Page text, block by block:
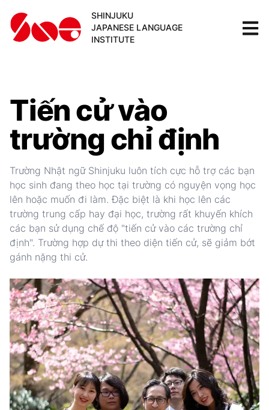
SHINJUKU
JAPANESE LANGUAGE
INSTITUTE
Tiến cử vào
trường chỉ định
Trường Nhật ngữ Shinjuku luôn tích cực hỗ trợ các bạn
học sinh đang theo học tại trường có nguyện vọng học
lên hoặc muốn đi làm. Đặc biệt là khi học lên các
trường trung cấp hay đại học, trường rất khuyến khích
các bạn sử dụng chế độ "tiến cử vào các trường chỉ
định". Trường hợp dự thi theo diện tiến cử, sẽ giảm bớt
gánh nặng thi cử.